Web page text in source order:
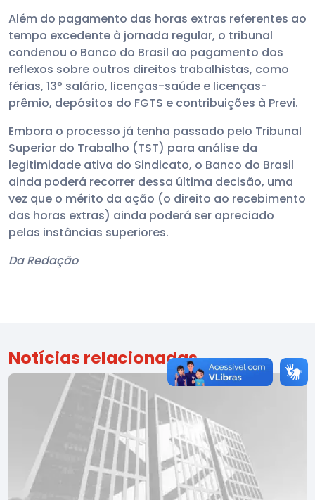
Além do pagamento das horas extras referentes ao
tempo excedente à jornada regular, o tribunal
condenou o Banco do Brasil ao pagamento dos
reflexos sobre outros direitos trabalhistas, como
férias, 13º salário, licenças-saúde e licenças-
prêmio, depósitos do FGTS e contribuições à Previ.
Embora o processo já tenha passado pelo Tribunal
Superior do Trabalho (TST) para análise da
legitimidade ativa do Sindicato, o Banco do Brasil
ainda poderá recorrer dessa última decisão, uma
vez que o mérito da ação (o direito ao recebimento
das horas extras) ainda poderá ser apreciado
pelas instâncias superiores.
Da Redação
Notícias relacionadas